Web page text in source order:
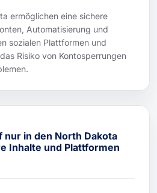
ermöglichen eine sichere
Automatisierung und
sozialen Plattformen und
Risiko von Kontosperrungen
nur in den North Dakota
Inhalte und Plattformen